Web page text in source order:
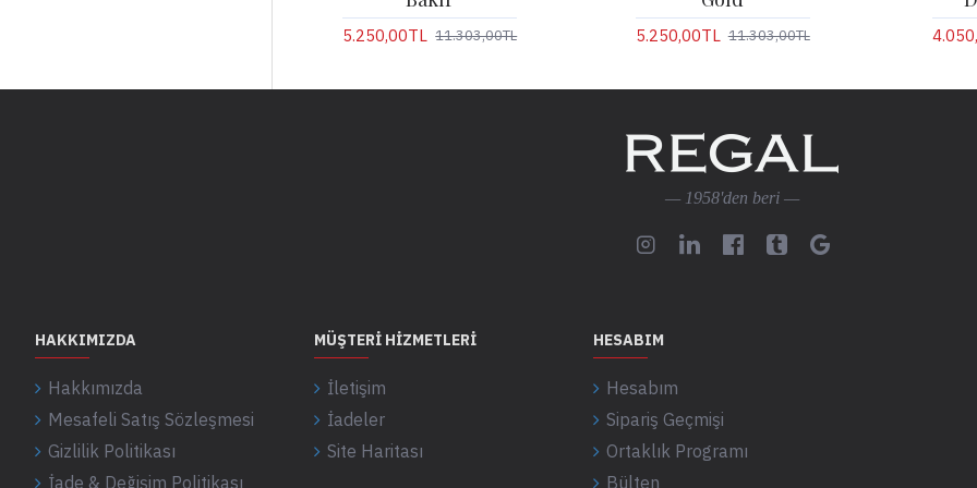
5.250,00TL 11.303,00TL 5.250,00TL 11.303,00TL
— 1958'den beri —
HAKKIMIZDA
Hakkımızda
Mesafeli Satış Sözleşmesi
Gizlilik Politikası
İade & Değişim Politikası
MÜŞTERI HIZMETLERI
İletişim
İadeler
Site Haritası
HESABIM
Hesabım
Sipariş Geçmişi
Ortaklık Programı
Bülten